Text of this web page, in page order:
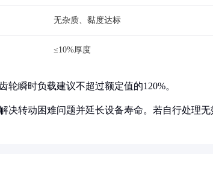
无杂质、黏度达标
≤10%厚度
轮瞬时负载建议不超过额定值的120%。
决转动困难问题并延长设备寿命。若自行处理